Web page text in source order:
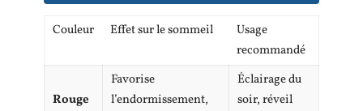
Couleur Effet sur le sommeil
Usage
recommandé
Rouge
Favorise
l’endormissement,
Éclairage du
soir, réveil